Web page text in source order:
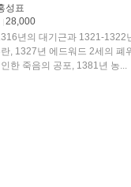
성표
28,000
년의 대기근과 1321-1322
, 1327년 에드워드 2세의
한 죽음의 공포, 1381년 농...